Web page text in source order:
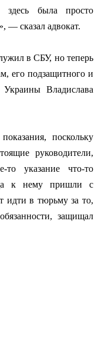
здесь была просто
— сказал адвокат.
в СБУ, но теперь
его подзащитного и
Владислава
поскольку
руководители,
то указание что-то
к нему пришли с
идти в тюрьму за то,
защищал